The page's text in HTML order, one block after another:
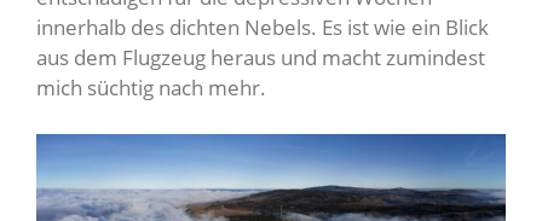
innerhalb des dichten Nebels. Es ist wie ein Blick
aus dem Flugzeug heraus und macht zumindest
mich süchtig nach mehr.